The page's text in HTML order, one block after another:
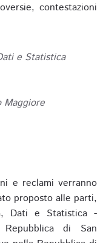
contestazioni
e Statistica
Maggiore
e reclami verranno
proposto alle parti,
Dati e Statistica -
Repubblica di San